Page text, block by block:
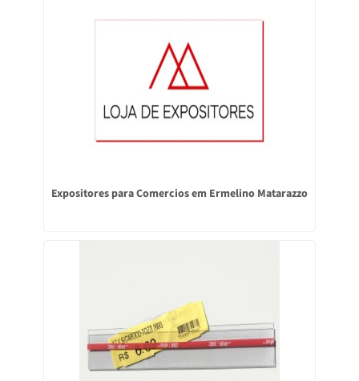
Expositores para Comercios em Ermelino Matarazzo